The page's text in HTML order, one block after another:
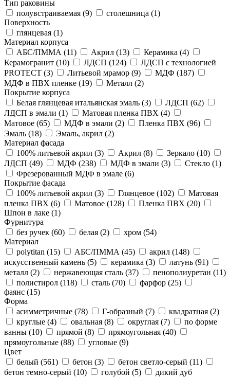
Тип раковины
полувстраиваемая (9) столешница (1)
Поверхность
глянцевая (1)
Материал корпуса
АБС/ПММА (11) Акрил (13) Керамика (4)
Керамогранит (10) ЛДСП (124)
ЛДСП с технологией
PROTECT (3) Литьевой мрамор (9) МДФ (187)
МДФ в ПВХ пленке (19) Металл (2)
Покрытие корпуса
Белая глянцевая итальянская эмаль (3) ЛДСП (62)
ЛДСП в эмали (1) Матовая пленка ПВХ (4)
Матовое (65) МДФ в эмали (2) Пленка ПВХ (96)
Эмаль (18) Эмаль, акрил (2)
Материал фасада
100% литьевой акрил (3) Акрил (8) Зеркало (10)
ЛДСП (49) МДФ (238) МДФ в эмали (3) Стекло (1)
Фрезерованный МДФ в эмале (6)
Покрытие фасада
100% литьевой акрил (3) Глянцевое (102)
Матовая
пленка ПВХ (6) Матовое (128) Пленка ПВХ (20)
Шпон в лаке (1)
Фурнитура
без ручек (60) белая (2) хром (54)
Материал
polytitan (15) АБС/ПММА (45) акрил (148)
искусственный камень (5) керамика (3) латунь (91)
металл (2) нержавеющая сталь (37) пенополиуретан (11)
полистирол (118) сталь (70) фарфор (25)
фаянс (15)
Форма
асимметричные (78) Г-образный (7) квадратная (2)
круглые (4) овальная (8) округлая (7)
по форме
ванны (10) прямой (8) прямоугольная (40)
прямоугольные (88) угловые (9)
Цвет
белый (561) бетон (3) бетон светло-серый (11)
бетон темно-серый (10) голубой (5)
дикий дуб